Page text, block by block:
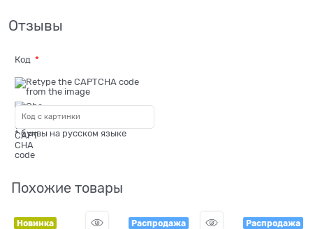
Отзывы
Код
* буквы на русском языке
Похожие товары
Новинка
Распродажа
Распродажа